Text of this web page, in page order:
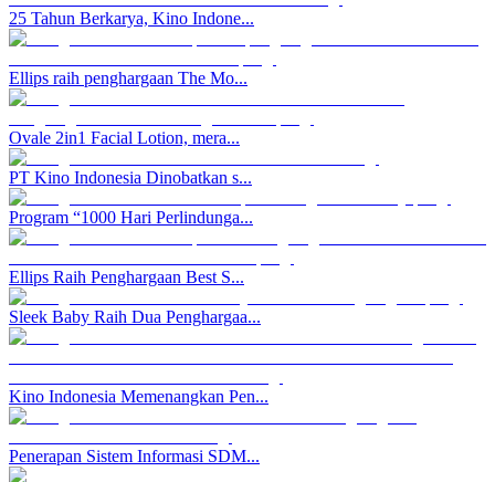
25 Tahun Berkarya, Kino Indone...
Ellips raih penghargaan The Mo...
Ovale 2in1 Facial Lotion, mera...
PT Kino Indonesia Dinobatkan s...
Program “1000 Hari Perlindunga...
Ellips Raih Penghargaan Best S...
Sleek Baby Raih Dua Penghargaa...
Kino Indonesia Memenangkan Pen...
Penerapan Sistem Informasi SDM...